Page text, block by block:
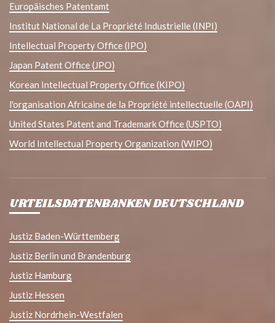
Europäisches Patentamt
Institut National de La Propriété Industrielle (INPI)
Intellectual Property Office (IPO)
Japan Patent Office (JPO)
Korean Intellectual Property Office (KIPO)
l'organisation Africaine de la Propriété intellectuelle (OAPI)
United States Patent and Trademark Office (USPTO)
World Intellectual Property Organization (WIPO)
URTEILSDATENBANKEN DEUTSCHLAND
Justiz Baden-Württemberg
Justiz Berlin und Brandenburg
Justiz Hamburg
Justiz Hessen
Justiz Nordrhein-Westfalen